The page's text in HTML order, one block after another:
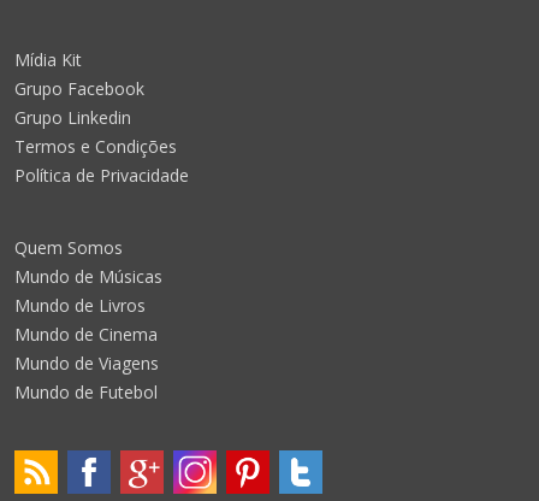
Mídia Kit
Grupo Facebook
Grupo Linkedin
Termos e Condições
Política de Privacidade
Quem Somos
Mundo de Músicas
Mundo de Livros
Mundo de Cinema
Mundo de Viagens
Mundo de Futebol